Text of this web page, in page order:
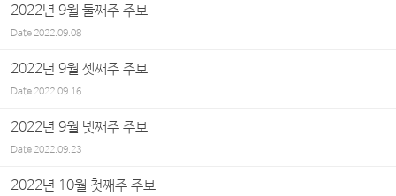
2022년 9월 둘째주 주보
Date2022.09.08
2022년 9월 셋째주 주보
Date2022.09.16
2022년 9월 넷째주 주보
Date2022.09.23
2022년 10월 첫째주 주보